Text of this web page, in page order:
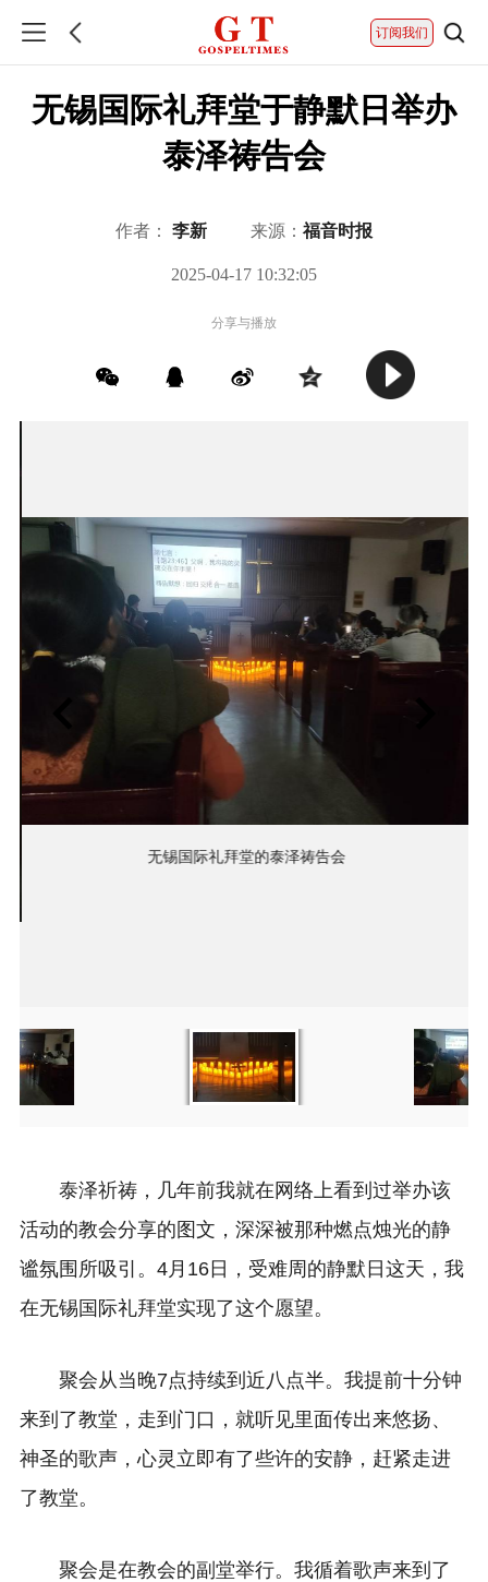
订阅我们
无锡国际礼拜堂于静默日举办
泰泽祷告会
作者： 李新 来源： 福音时报
2025-04-17 10:32:05
分享与播放
无锡国际礼拜堂的泰泽祷告会
2
of
2
Item
2
of
泰泽祈祷，几年前我就在网络上看到过举办该
活动的教会分享的图文，深深被那种燃点烛光的静
谧氛围所吸引。4月16日，受难周的静默日这天，我
在无锡国际礼拜堂实现了这个愿望。
聚会从当晚7点持续到近八点半。我提前十分钟
来到了教堂，走到门口，就听见里面传出来悠扬、
神圣的歌声，心灵立即有了些许的安静，赶紧走进
了教堂。
聚会是在教会的副堂举行。我循着歌声来到了